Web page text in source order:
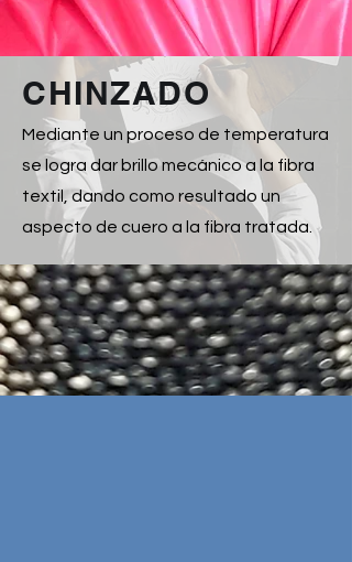
CHINZADO
Mediante un proceso de temperatura
se logra dar brillo mecánico a la fibra
textil, dando como resultado un
aspecto de cuero a la fibra tratada.